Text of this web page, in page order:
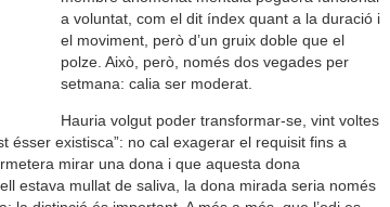
a voluntat, com el dit índex quant a la duració i
el moviment, però d’un gruix doble que el
polze. Això, però, només dos vegades per
setmana: calia ser moderat.
Hauria volgut poder transformar-se, vint voltes
ésser existisca”: no cal exagerar el requisit fins a
mirar una dona i que aquesta dona
estava mullat de saliva, la dona mirada seria només